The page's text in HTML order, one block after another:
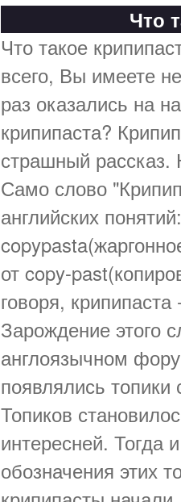
Что
Что такое
всего, Вы имеете
раз оказались на
крипипаста?
страшный рассказ.
Само слово
английских
от copy-
говоря,
Зарождение этого
англоязычном
появлялись
Топиков
интересней. Тогда
обозначения этих